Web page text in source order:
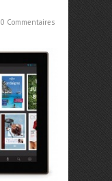
0 Commentaires